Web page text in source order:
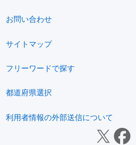
お問い合わせ
サイトマップ
フリーワードで探す
都道府県選択
利用者情報の外部送信について